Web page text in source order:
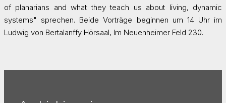
of planarians and what they teach us about living, dynamic
systems" sprechen. Beide Vorträge beginnen um 14 Uhr im
Ludwig von Bertalanffy Hörsaal, Im Neuenheimer Feld 230.